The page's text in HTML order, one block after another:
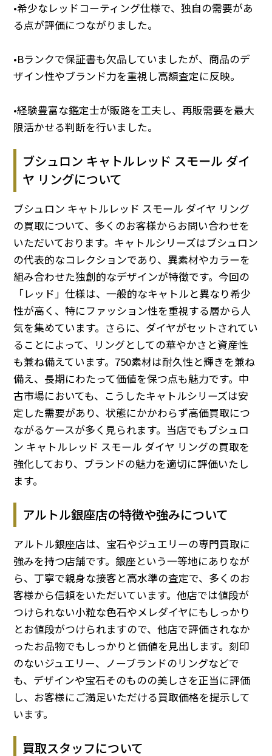
•希少なレッドコーティング仕様で、独自の需要があ
る点が評価につながりました。
•Bランクで保証書も欠品していましたが、商品のデ
ザイン性やブランド力を重視し高額査定に反映。
•経験豊富な鑑定士が販路を工夫し、再販需要を最大
限活かせる判断を行いました。
ブシュロン キャトルレッド スモール ダイ
ヤ リングについて
ブシュロン キャトルレッド スモール ダイヤ リング
の買取について、多くのお客様からお問い合わせを
いただいております。キャトルシリーズはブシュロン
の代表的なコレクションであり、異素材やカラーを
組み合わせた独創的なデザインが特徴です。今回の
「レッド」仕様は、一般的なキャトルと異なり希少
性が高く、特にファッション性を重視する層から人
気を集めています。さらに、ダイヤがセットされてい
ることによって、リングとしての華やかさと資産性
も兼ね備えています。750素材は耐久性と輝きを兼ね
備え、長期にわたって価値を保つ点も魅力です。中
古市場においても、こうしたキャトルシリーズは安
定した需要があり、状態にかかわらず高価買取につ
ながるケースが多く見られます。当店でもブシュロ
ン キャトルレッド スモール ダイヤ リングの買取を
強化しており、ブランドの魅力を適切に評価いたし
ます。
アルトル銀座店の特徴や強みについて
アルトル銀座店は、宝石やジュエリーの専門買取に
強みを持つ店舗です。銀座という一等地にありなが
ら、丁寧で親身な接客と高水準の査定で、多くのお
客様から信頼をいただいています。他店では値段が
つけられない小粒な色石やメレダイヤにもしっかり
とお値段がつけられますので、他店で評価されなか
ったお品物でもしっかりと価値を見出します。刻印
のないジュエリー、ノーブランドのリングなどで
も、デザインや宝石そのものの美しさを正当に評価
し、お客様にご満足いただける買取価格を提示して
います。
買取スタッフについて